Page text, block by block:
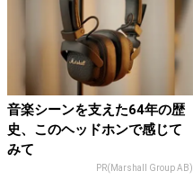
音楽シーンを支えた64年の歴
史、このヘッドホンで感じて
みて
PR(Marshall Group AB)